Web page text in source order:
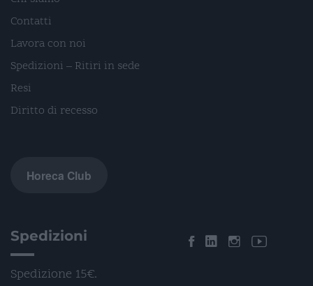
Contatti
Lavora con noi
Spedizioni – Ritiri in sede
Resi
Diritto di recesso
Horeca Club
Spedizioni
Spedizione 15€.